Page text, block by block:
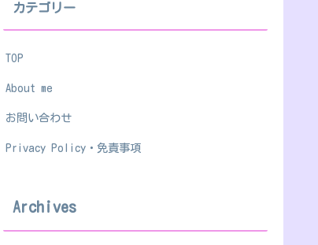
カテゴリー
TOP
About me
お問い合わせ
Privacy Policy・免責事項
Archives